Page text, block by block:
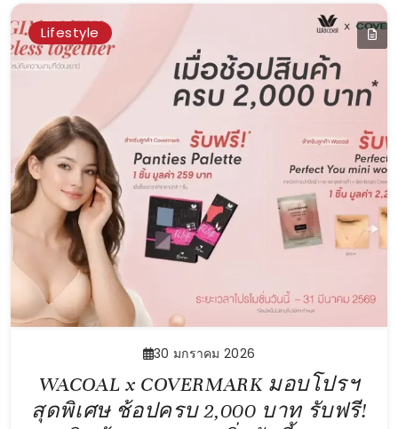
Lifestyle
30 มกราคม 2026
WACOAL x COVERMARK มอบโปรฯ
สุดพิเศษ ช้อปครบ 2,000 บาท รับฟรี!